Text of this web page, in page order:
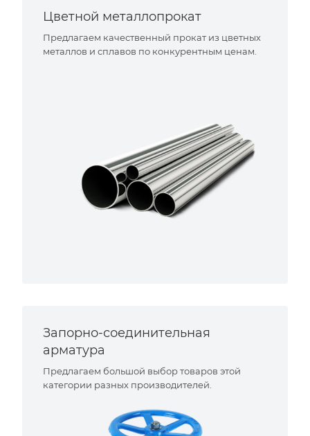
Цветной металлопрокат
Предлагаем качественный прокат из цветных
металлов и сплавов по конкурентным ценам.
Запорно-соединительная
арматура
Предлагаем большой выбор товаров этой
категории разных производителей.